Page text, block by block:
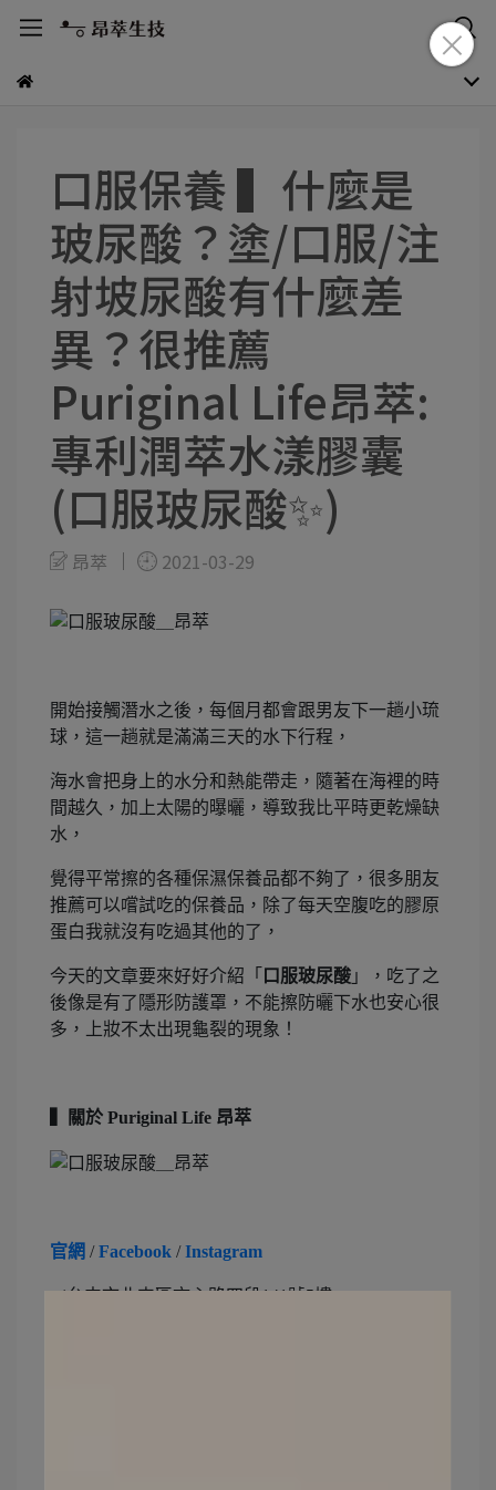
口服保養 ▍什麼是
玻尿酸？塗/口服/注
射坡尿酸有什麼差
異？很推薦
Puriginal Life昂萃:
專利潤萃水漾膠囊
(口服玻尿酸✨)
昂萃 2021-03-29
開始接觸潛水之後，每個月都會跟男友下一趟小琉
球，這一趟就是滿滿三天的水下行程，
海水會把身上的水分和熱能帶走，隨著在海裡的時
間越久，加上太陽的曝曬，導致我比平時更乾燥缺
水，
覺得平常擦的各種保濕保養品都不夠了，很多朋友
推薦可以嚐試吃的保養品，除了每天空腹吃的膠原
蛋白我就沒有吃過其他的了，
今天的文章要來好好介紹「 口服玻尿酸 」，吃了之
後像是有了隱形防護罩，不能擦防曬下水也安心很
多，上妝不太出現龜裂的現象！
▍關於 Puriginal Life 昂萃
官網 /Facebook /Instagram
✔️台中市北屯區文心路四段141號5樓